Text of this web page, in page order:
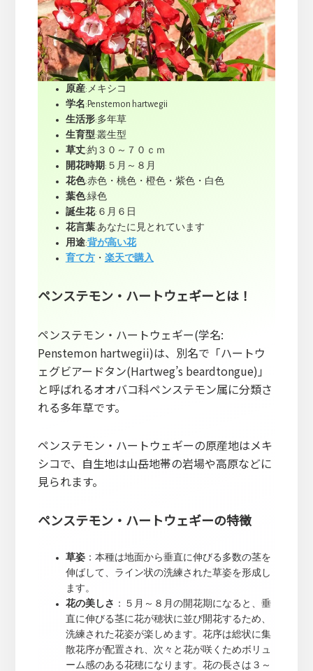
原産:メキシコ
学名:Penstemon hartwegii
生活形:多年草
生育型:叢生型
草丈:約３０～７０ｃｍ
開花時期 :５月～８月
花色:赤色・桃色・橙色・紫色・白色
葉色:緑色
誕生花:６月６日
花言葉:あなたに見とれています
用途:背が高い花
育て方・ 楽天で購入
ペンステモン・ハートウェギーとは！
ペンステモン・ハートウェギー(学名:
Penstemon hartwegii)は、別名で「ハートウ
ェグビアードタン(Hartweg’s beardtongue)」
と呼ばれるオオバコ科ペンステモン属に分類さ
れる多年草です。
ペンステモン・ハートウェギーの原産地はメキ
シコで、自生地は山岳地帯の岩場や高原などに
見られます。
ペンステモン・ハートウェギーの特徴
草姿：本種は地面から垂直に伸びる多数の茎を
伸ばして、ライン状の洗練された草姿を形成し
ます。
花の美しさ ：５月～８月の開花期になると、垂
直に伸びる茎に花が穂状に並び開花するため、
洗練された花姿が楽しめます。花序は総状に集
散花序が配置され、次々と花が咲くためボリュ
ーム感のある花穂になります。花の長さは３～